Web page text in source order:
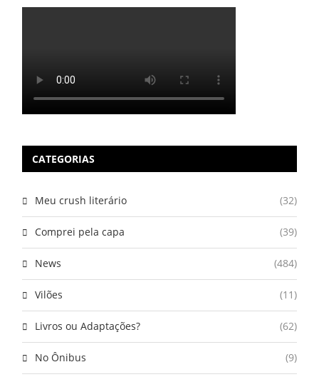
CATEGORIAS
Meu crush literário (32)
Comprei pela capa (39)
News (484)
Vilões (11)
Livros ou Adaptações? (62)
No Ônibus (9)